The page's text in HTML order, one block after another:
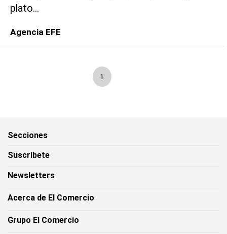
plato...
Agencia EFE
1
Secciones
Suscríbete
Newsletters
Acerca de El Comercio
Grupo El Comercio